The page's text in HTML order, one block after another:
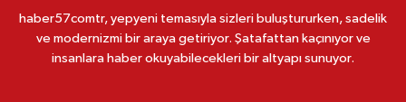
haber57comtr, yepyeni temasıyla sizleri buluştururken, sadelik
ve modernizmi bir araya getiriyor. Şatafattan kaçınıyor ve
insanlara haber okuyabilecekleri bir altyapı sunuyor.